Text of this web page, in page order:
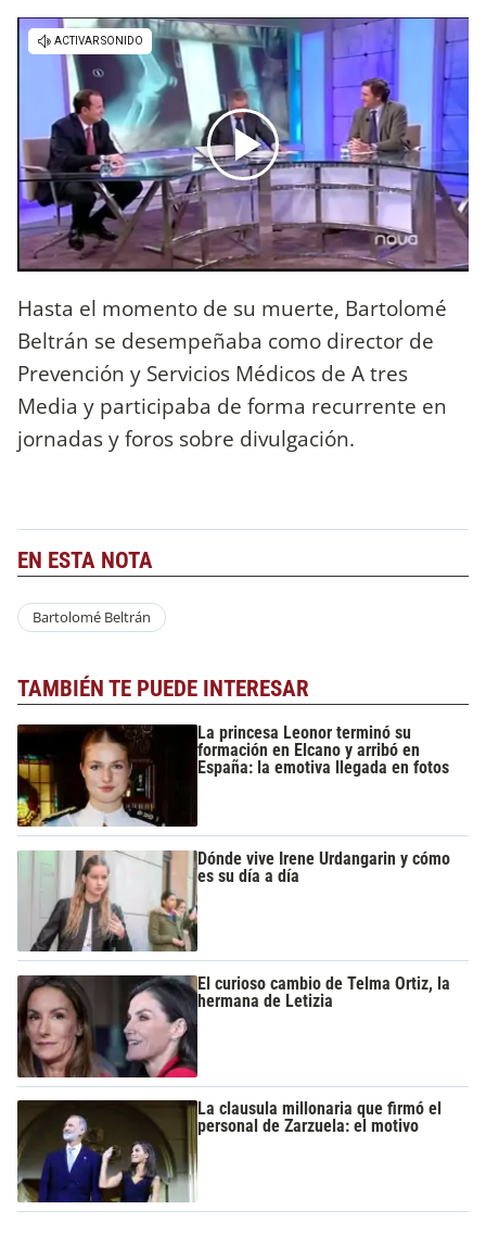
Hasta el momento de su muerte, Bartolomé
Beltrán se desempeñaba como director de
Prevención y Servicios Médicos de A tres
Media y participaba de forma recurrente en
jornadas y foros sobre divulgación.
EN ESTA NOTA
Bartolomé Beltrán
TAMBIÉN TE PUEDE INTERESAR
La princesa Leonor terminó su
formación en Elcano y arribó en
España: la emotiva llegada en fotos
Dónde vive Irene Urdangarin y cómo
es su día a día
El curioso cambio de Telma Ortiz, la
hermana de Letizia
La clausula millonaria que firmó el
personal de Zarzuela: el motivo